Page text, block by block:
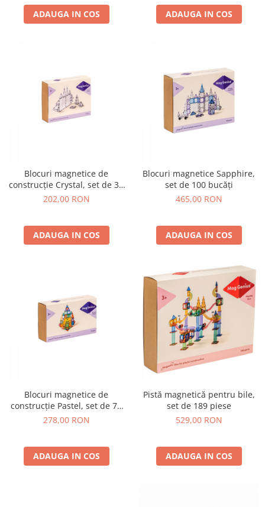
ADAUGA IN COS ADAUGA IN COS
Blocuri magnetice de
construcție Crystal, set de 32
de piese
202,00 RON
ADAUGA IN COS
Blocuri magnetice Sapphire,
set de 100 bucăți
465,00 RON
ADAUGA IN COS
Blocuri magnetice de
construcție Pastel, set de 70
piese
278,00 RON
ADAUGA IN COS
Pistă magnetică pentru bile,
set de 189 piese
529,00 RON
ADAUGA IN COS